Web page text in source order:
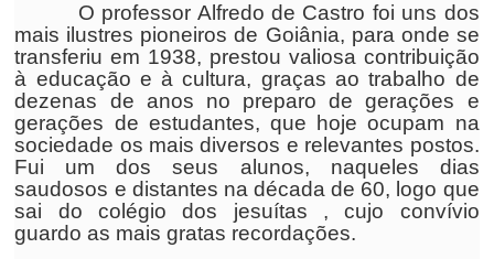
O professor Alfredo de Castro foi uns dos
mais ilustres pioneiros de Goiânia, para onde se
transferiu em 1938, prestou valiosa contribuição
à educação e à cultura, graças ao trabalho de
dezenas de anos no preparo de gerações e
gerações de estudantes, que hoje ocupam na
sociedade os mais diversos e relevantes postos.
Fui um dos seus alunos, naqueles dias
saudosos e distantes na década de 60, logo que
sai do colégio dos jesuítas , cujo convívio
guardo as mais gratas recordações.